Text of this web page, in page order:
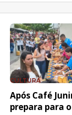
CULTURA
Após Café
prepara para